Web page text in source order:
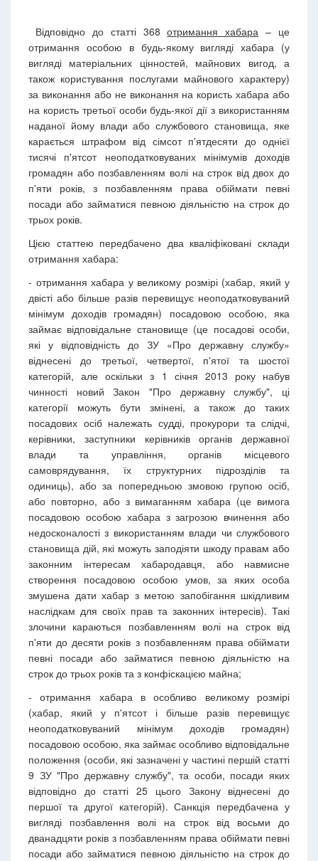
Відповідно до статті 368отримання хабара – це
отримання особою в будь-якому вигляді хабара (у
вигляді матеріальних цінностей, майнових вигод, а
також користування послугами майнового характеру)
за виконання або не виконання на користь хабара або
на користь третьої особи будь-якої дії з використанням
наданої йому влади або службового становища, яке
карається штрафом від сімсот п'ятдесяти до однієї
тисячі п'ятсот неоподатковуваних мінімумів доходів
громадян або позбавленням волі на строк від двох до
п'яти років, з позбавленням права обіймати певні
посади або займатися певною діяльністю на строк до
трьох років.
Цією статтею передбачено два кваліфіковані склади
отримання хабара:
- отримання хабара у великому розмірі (хабар, який у
двісті або більше разів перевищує неоподатковуваний
мінімум доходів громадян) посадовою особою, яка
займає відповідальне становище (це посадові особи,
які у відповідність до ЗУ «Про державну службу»
віднесені до третьої, четвертої, п'ятої та шостої
категорій, але оскільки з 1 січня 2013 року набув
чинності новий Закон "Про державну службу", ці
категорії можуть бути змінені, а також до таких
посадових осіб належать судді, прокурори та слідчі,
керівники, заступники керівників органів державної
влади та управління, органів місцевого
самоврядування, їх структурних підрозділів та
одиниць), або за попередньою змовою групою осіб,
або повторно, або з вимаганням хабара (це вимога
посадовою особою хабара з загрозою вчинення або
недосконалості з використанням влади чи службового
становища дій, які можуть заподіяти шкоду правам або
законним інтересам хабародавця, або навмисне
створення посадовою особою умов, за яких особа
змушена дати хабар з метою запобігання шкідливим
наслідкам для своїх прав та законних інтересів). Такі
злочини караються позбавленням волі на строк від
п'яти до десяти років з позбавленням права обіймати
певні посади або займатися певною діяльністю на
строк до трьох років та з конфіскацією майна;
- отримання хабара в особливо великому розмірі
(хабар, який у п'ятсот і більше разів перевищує
неоподатковуваний мінімум доходів громадян)
посадовою особою, яка займає особливо відповідальне
положення (особи, які зазначені у частині першій статті
9 ЗУ "Про державну службу", та особи, посади яких
відповідно до статті 25 цього Закону віднесені до
першої та другої категорій). Санкція передбачена у
вигляді позбавлення волі на строк від восьми до
дванадцяти років з позбавленням права обіймати певні
посади або займатися певною діяльністю на строк до